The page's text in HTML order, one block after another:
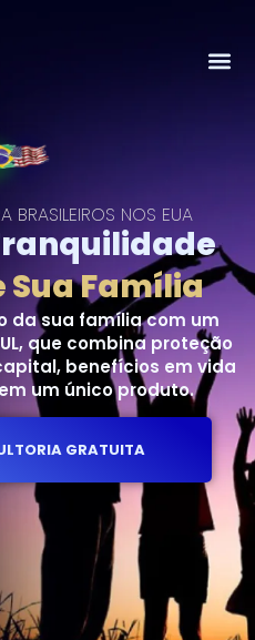
BRASILEIROS NOS EUA
Sua Família
da sua família com um
que combina proteção
benefícios em vida
um único produto.
GRATUITA